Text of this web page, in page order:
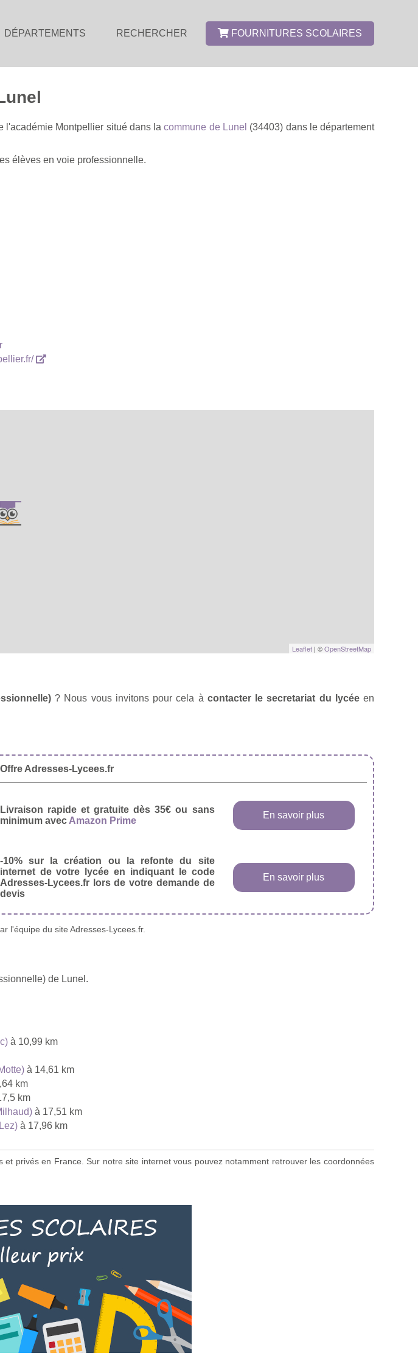
DÉPARTEMENTS RECHERCHER FOURNITURES SCOLAIRES
l'académie Montpellier situé dans lacommune de Lunel (34403) dans le département
élèves en voie professionnelle.
Leaflet | ©OpenStreetMap
? Nous vous invitons pour cela à contacter le secretariat du lycéeen
Offre Adresses-Lycees.fr
Livraison rapide et gratuite dès 35€ ou sans
minimum avec Amazon Prime
En savoir plus
-10% sur la création ou la refonte du site
internet de votre lycée en indiquant le code
Adresses-Lycees.fr lors de votre demande de
devis
En savoir plus
l'équipe du site Adresses-Lycees.fr.
de Lunel.
à 10,99 km
à 14,61 km
km
km
à 17,51 km
à 17,96 km
privés en France. Sur notre site internet vous pouvez notamment retrouver les coordonnées